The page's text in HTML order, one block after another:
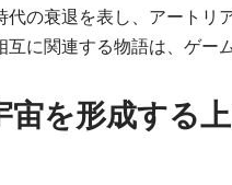
代の衰退を表し、アート
に関連する物語は、ゲー
宙を形成する